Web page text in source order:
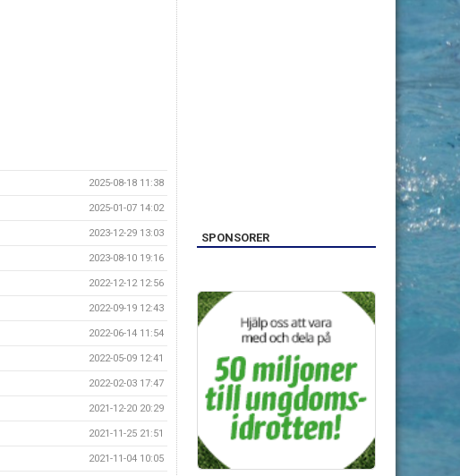
2025-08-18 11:38
2025-01-07 14:02
2023-12-29 13:03
2023-08-10 19:16
2022-12-12 12:56
2022-09-19 12:43
2022-06-14 11:54
2022-05-09 12:41
2022-02-03 17:47
2021-12-20 20:29
2021-11-25 21:51
2021-11-04 10:05
SPONSORER